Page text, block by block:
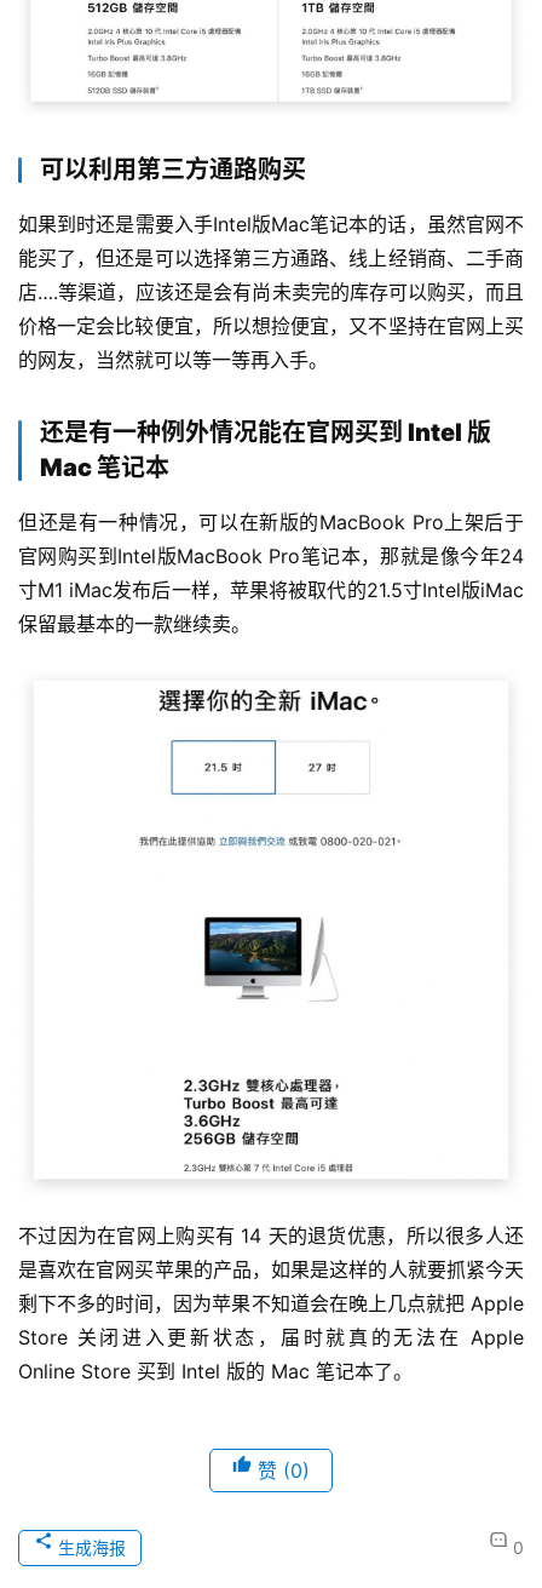
可以利用第三方通路购买
如果到时还是需要入手Intel版Mac笔记本的话，虽然官网不
能买了，但还是可以选择第三方通路、线上经销商、二手商
店….等渠道，应该还是会有尚未卖完的库存可以购买，而且
价格一定会比较便宜，所以想捡便宜，又不坚持在官网上买
的网友，当然就可以等一等再入手。
还是有一种例外情况能在官网买到 Intel 版
Mac 笔记本
但还是有一种情况，可以在新版的MacBook Pro上架后于
官网购买到Intel版MacBook Pro笔记本，那就是像今年24
寸M1 iMac发布后一样，苹果将被取代的21.5寸Intel版iMac
保留最基本的一款继续卖。
不过因为在官网上购买有 14 天的退货优惠，所以很多人还
是喜欢在官网买苹果的产品，如果是这样的人就要抓紧今天
剩下不多的时间，因为苹果不知道会在晚上几点就把 Apple
Store 关闭进入更新状态，届时就真的无法在 Apple
Online Store 买到 Intel 版的 Mac 笔记本了。
赞 (0)
0
生成海报